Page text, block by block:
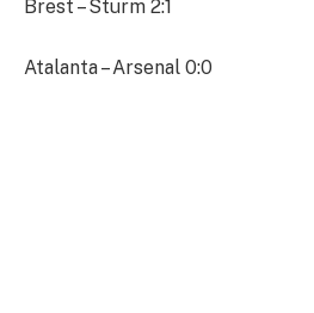
Brest – Sturm 2:1
Atalanta – Arsenal 0:0